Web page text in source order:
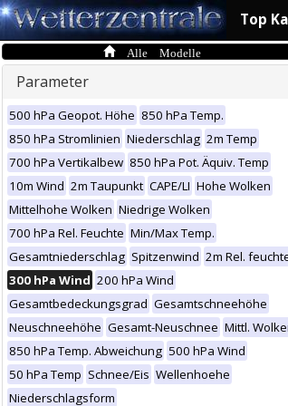
Top
Alle Modelle
Parameter
500 hPa Geopot. Höhe 850 hPa Temp.
850 hPa Stromlinien Niederschlag 2m Temp
700 hPa Vertikalbew 850 hPa Pot. Äquiv. Temp
10m Wind 2m Taupunkt CAPE/LI Hohe Wolken
Mittelhohe Wolken Niedrige Wolken
700 hPa Rel. Feuchte Min/Max Temp.
Gesamtniederschlag Spitzenwind 2m Rel.
300 hPa Wind 200 hPa Wind
Gesamtbedeckungsgrad Gesamtschneehöhe
Neuschneehöhe Gesamt-Neuschnee Mittl.
850 hPa Temp. Abweichung 500 hPa Wind
50 hPa Temp Schnee/Eis Wellenhoehe
Niederschlagsform